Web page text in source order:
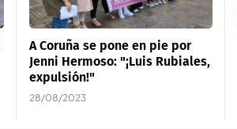
A Coruña se pone en pie por
Jenni Hermoso: "¡Luis Rubiales,
expulsión!"
28/08/2023